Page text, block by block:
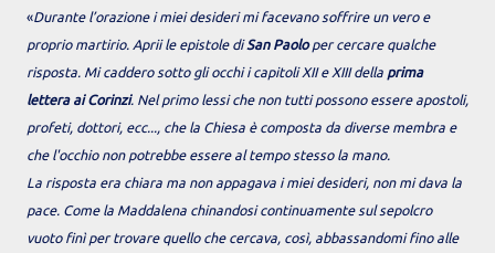
«Durante l’orazione i miei desideri mi facevano soffrire un vero e
proprio martirio. Aprii le epistole diSan Paoloper cercare qualche
risposta. Mi caddero sotto gli occhi i capitoli XII e XIII della prima
lettera ai Corinzi. Nel primo lessi che non tutti possono essere apostoli,
profeti, dottori, ecc..., che la Chiesa è composta da diverse membra e
che l'occhio non potrebbe essere al tempo stesso la mano.
La risposta era chiara ma non appagava i miei desideri, non mi dava la
pace. Come la Maddalena chinandosi continuamente sul sepolcro
vuoto finì per trovare quello che cercava, così, abbassandomi fino alle